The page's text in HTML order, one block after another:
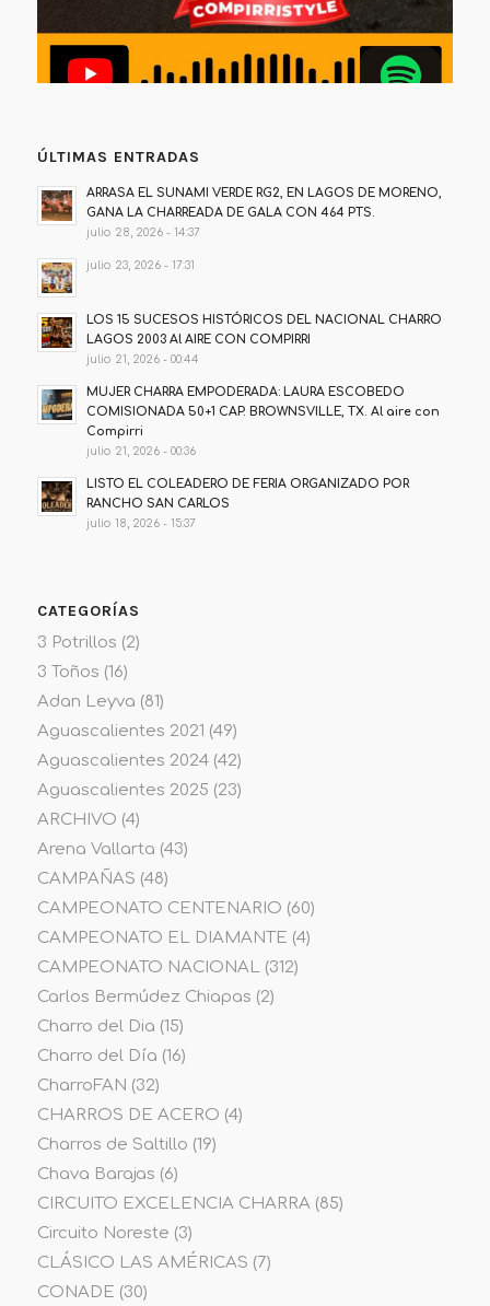
ÚLTIMAS ENTRADAS
ARRASA EL SUNAMI VERDE RG2, EN LAGOS DE MORENO,
GANA LA CHARREADA DE GALA CON 464 PTS.
julio 28, 2026 - 14:37
julio 23, 2026 - 17:31
LOS 15 SUCESOS HISTÓRICOS DEL NACIONAL CHARRO
LAGOS 2003 Al AIRE CON COMPIRRI
julio 21, 2026 - 00:44
MUJER CHARRA EMPODERADA: LAURA ESCOBEDO
COMISIONADA 50+1 CAP. BROWNSVILLE, TX. Al aire con
Compirri
julio 21, 2026 - 00:36
LISTO EL COLEADERO DE FERIA ORGANIZADO POR
RANCHO SAN CARLOS
julio 18, 2026 - 15:37
CATEGORÍAS
3 Potrillos (2)
3 Toños (16)
Adan Leyva (81)
Aguascalientes 2021 (49)
Aguascalientes 2024(42)
Aguascalientes 2025 (23)
ARCHIVO (4)
Arena Vallarta (43)
CAMPAÑAS (48)
CAMPEONATO CENTENARIO (60)
CAMPEONATO EL DIAMANTE (4)
CAMPEONATO NACIONAL(312)
Carlos Bermúdez Chiapas (2)
Charro del Dia (15)
Charro del Día (16)
CharroFAN (32)
CHARROS DE ACERO (4)
Charros de Saltillo (19)
Chava Barajas (6)
CIRCUITO EXCELENCIA CHARRA(85)
Circuito Noreste (3)
CLÁSICO LAS AMÉRICAS (7)
CONADE (30)